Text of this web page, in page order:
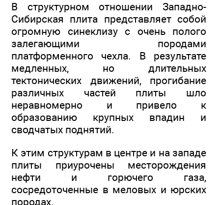
В структурном отношении Западно-
Сибирская плита представляет собой
огромную синеклизу с очень полого
залегающими породами
платформенного чехла. В результате
медленных, но длительных
тектонических движений, прогибание
различных частей плиты шло
неравномерно и привело к
образованию крупных впадин и
сводчатых поднятий.
К этим структурам в центре и на западе
плиты приурочены месторождения
нефти и горючего газа,
сосредоточенные в меловых и юрских
породах.